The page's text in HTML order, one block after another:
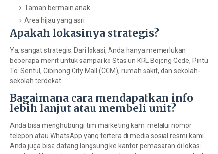
Taman bermain anak
Area hijau yang asri
Apakah lokasinya strategis?
Ya, sangat strategis. Dari lokasi, Anda hanya memerlukan
beberapa menit untuk sampai ke Stasiun KRL Bojong Gede, Pintu
Tol Sentul, Cibinong City Mall (CCM), rumah sakit, dan sekolah-
sekolah terdekat.
Bagaimana cara mendapatkan info
lebih lanjut atau membeli unit?
Anda bisa menghubungi tim marketing kami melalui nomor
telepon atau WhatsApp yang tertera di media sosial resmi kami.
Anda juga bisa datang langsung ke kantor pemasaran di lokasi